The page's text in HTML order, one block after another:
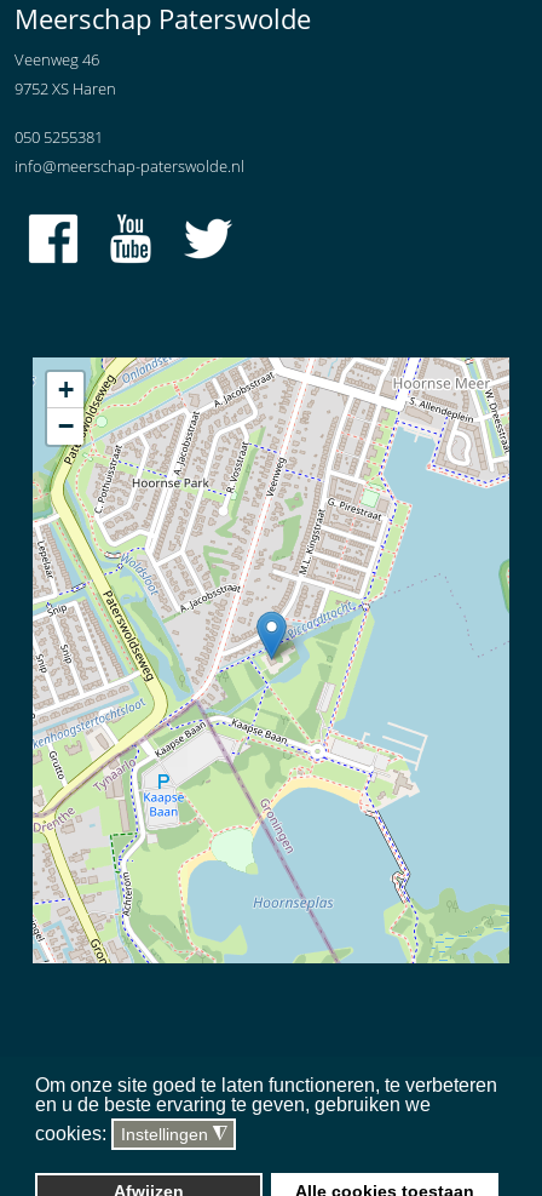
Om onze site goed te laten functioneren, te verbeteren
en u de beste ervaring te geven, gebruiken we
cookies:
Instellingen ◮
Afwijzen Alle cookies toestaan
Meerschap Paterswolde
Veenweg 46
9752 XS Haren
050 5255381
info@meerschap-paterswolde.nl
+
−
2026 Meerschap Paterswolde |privacy disclaimer|regels in het
gebied|sitemap|team|toegankelijkheid
Website, hosting & updates
Silverstone Studio